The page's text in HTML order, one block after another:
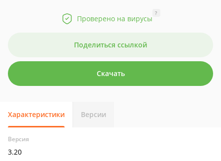
Проверено на вирусы
?
Поделиться ссылкой
Скачать
Характеристики Версии
Версия
3.20